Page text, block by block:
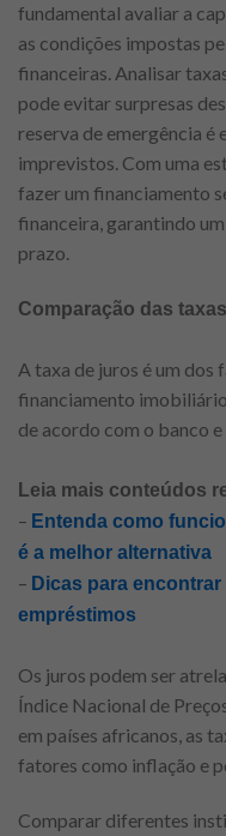
fundamental avaliar a
as condições impostas
financeiras. Analisar
pode evitar surpresas
reserva de emergência é
imprevistos. Com uma
fazer um financiamento
financeira, garantindo
prazo.
Comparação das
A taxa de juros é um
financiamento
de acordo com o banco
Leia mais conteúdos
– Entenda como
é a melhor alternativa
– Dicas para
empréstimos
Os juros podem ser
Índice Nacional de
em países africanos, as
fatores como inflação e
Comparar diferentes